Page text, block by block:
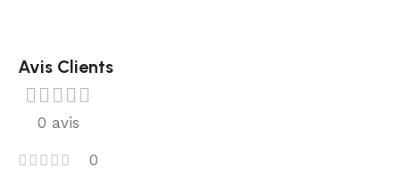
Avis Clients
0 avis
0